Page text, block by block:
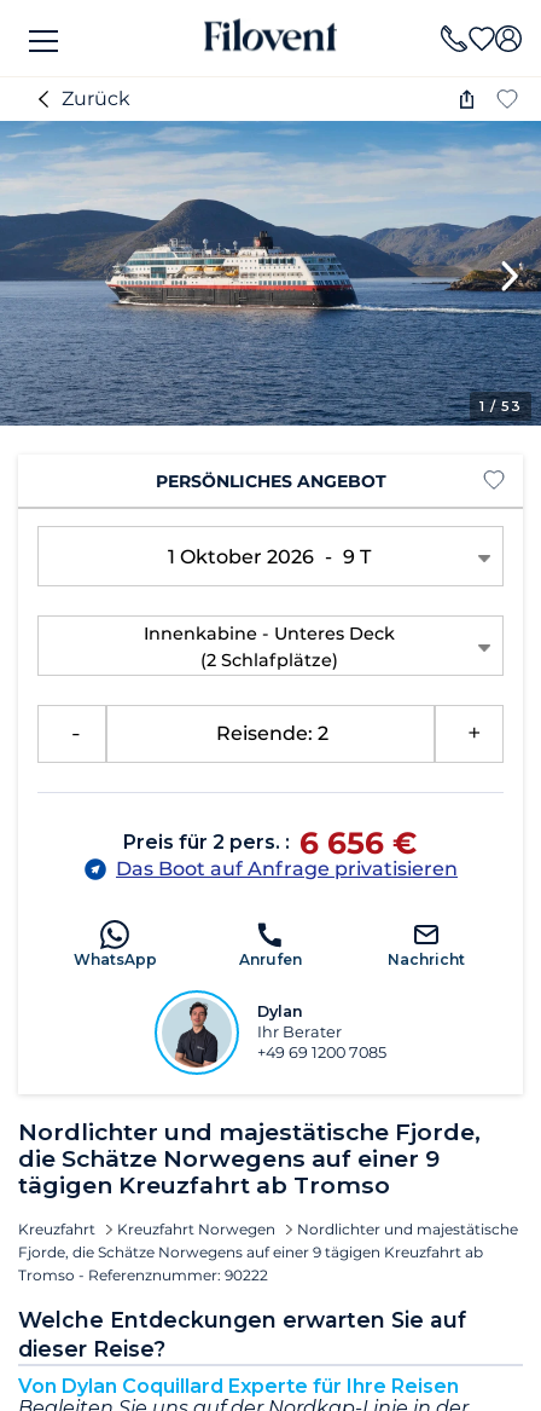
Zurück
1/ 53
Nordlichter und majestätische Fjorde,
die Schätze Norwegens auf einer 9
tägigen Kreuzfahrt ab Tromso
Kreuzfahrt Kreuzfahrt Norwegen
Nordlichter und majestätische
Fjorde, die Schätze Norwegens auf einer 9 tägigen Kreuzfahrt ab
Tromso - Referenznummer: 90222
Welche Entdeckungen erwarten Sie auf
dieser Reise?
Von Dylan Coquillard Experte für Ihre Reisen
PERSÖNLICHES ANGEBOT
1 Oktober 2026 - 9 T
Innenkabine - Unteres Deck
(2 Schlafplätze)
Reisende: 2
Preis für 2 pers. : 6 656 €
Das Boot auf Anfrage privatisieren
WhatsApp Anrufen Nachricht
Dylan
Ihr Berater
+49 69 1200 7085